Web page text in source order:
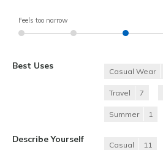
Feels too narrow
Best Uses
Casual Wear
Travel 7
Summer 1
Describe Yourself
Casual 11